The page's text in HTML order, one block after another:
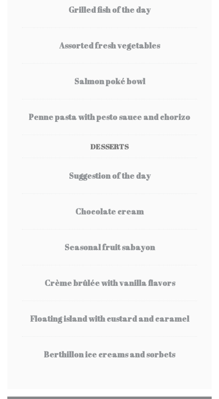
Grilled fish of the day
Assorted fresh vegetables
Salmon poké bowl
Penne pasta with pesto sauce and chorizo
DESSERTS
Suggestion of the day
Chocolate cream
Seasonal fruit sabayon
Crème brûlée with vanilla flavors
Floating island with custard and caramel
Berthillon ice creams and sorbets